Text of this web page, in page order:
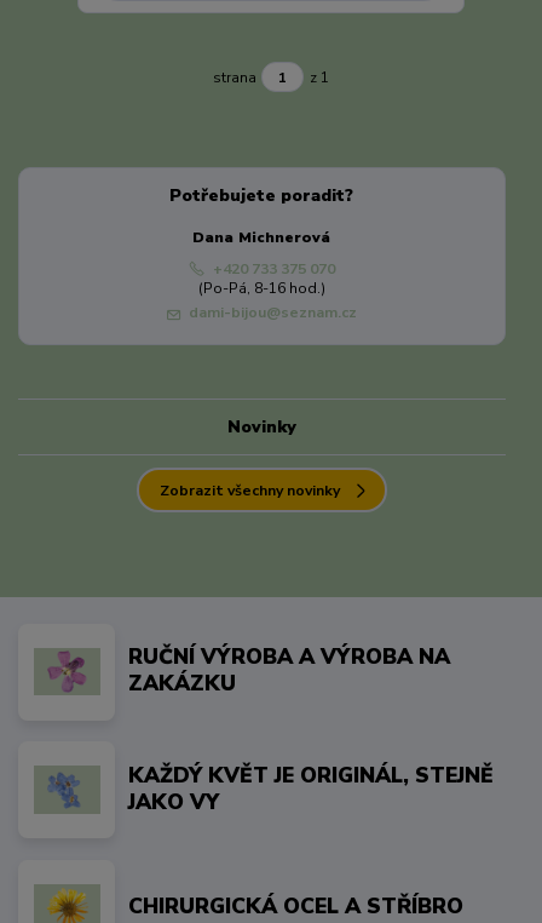
strana z 1
Potřebujete poradit?
Dana Michnerová
+420 733 375 070
(Po-Pá, 8-16 hod.)
dami-bijou@seznam.cz
Novinky
Zobrazit všechny novinky
RUČNÍ VÝROBA A VÝROBA NA
ZAKÁZKU
KAŽDÝ KVĚT JE ORIGINÁL, STEJNĚ
JAKO VY
CHIRURGICKÁ OCEL A STŘÍBRO